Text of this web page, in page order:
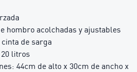
hombro acolchadas y ajustables
de sarga
litros
44cm de alto x 30cm de ancho x